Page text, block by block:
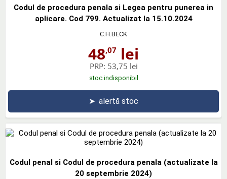
Codul de procedura penala si Legea pentru punerea in
aplicare. Cod 799. Actualizat la 15.10.2024
C.H.BECK
48,07 lei
PRP: 53,75 lei
stoc indisponibil
➤ alertă stoc
Codul penal si Codul de procedura penala (actualizate la
20 septembrie 2024)